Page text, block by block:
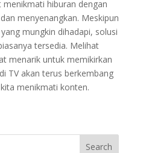
hiburan dengan
menyenangkan. Meskipun
mungkin dihadapi, solusi
tersedia. Melihat
menarik untuk memikirkan
TV akan terus berkembang
menikmati konten.
Search